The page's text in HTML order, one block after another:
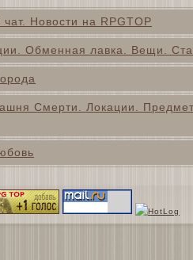
Новости на RPGTOP
Обменная лавка. Вещи.
Смерти. Локации.